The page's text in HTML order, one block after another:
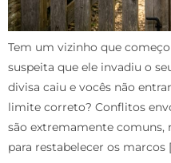
Tem um vizinho que
suspeita que ele invadiu o
divisa caiu e vocês não
limite correto? Conflitos
são extremamente comuns,
para restabelecer os marcos